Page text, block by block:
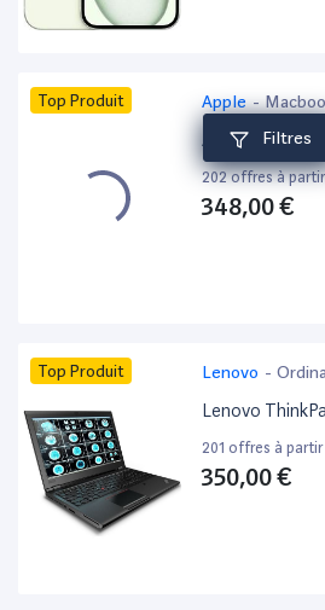
Filtres
Top Produit Apple-
Apple MacBook
202 offres à partir
348,00 €
Top Produit Lenovo -
bureautique
Lenovo
201 offres à partir
350,00 €